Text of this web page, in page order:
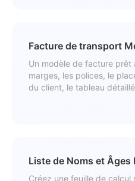
Facture de transport
Un modèle de facture prêt
marges, les polices, le
du client, le tableau
Liste de Noms et Âges
Créez une feuille de